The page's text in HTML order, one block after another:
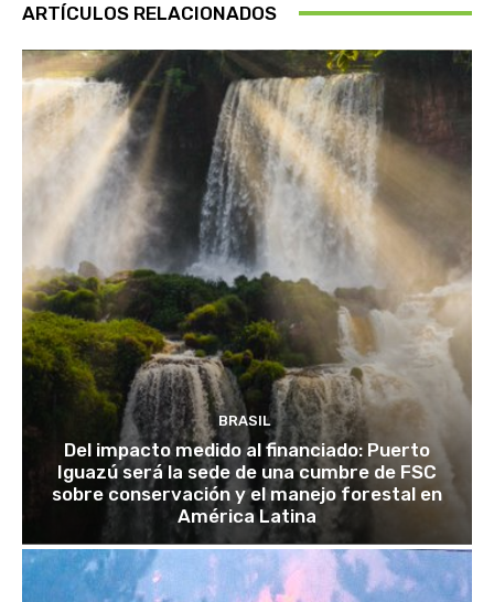
ARTÍCULOS RELACIONADOS
BRASIL
Del impacto medido al financiado: Puerto
Iguazú será la sede de una cumbre de FSC
sobre conservación y el manejo forestal en
América Latina